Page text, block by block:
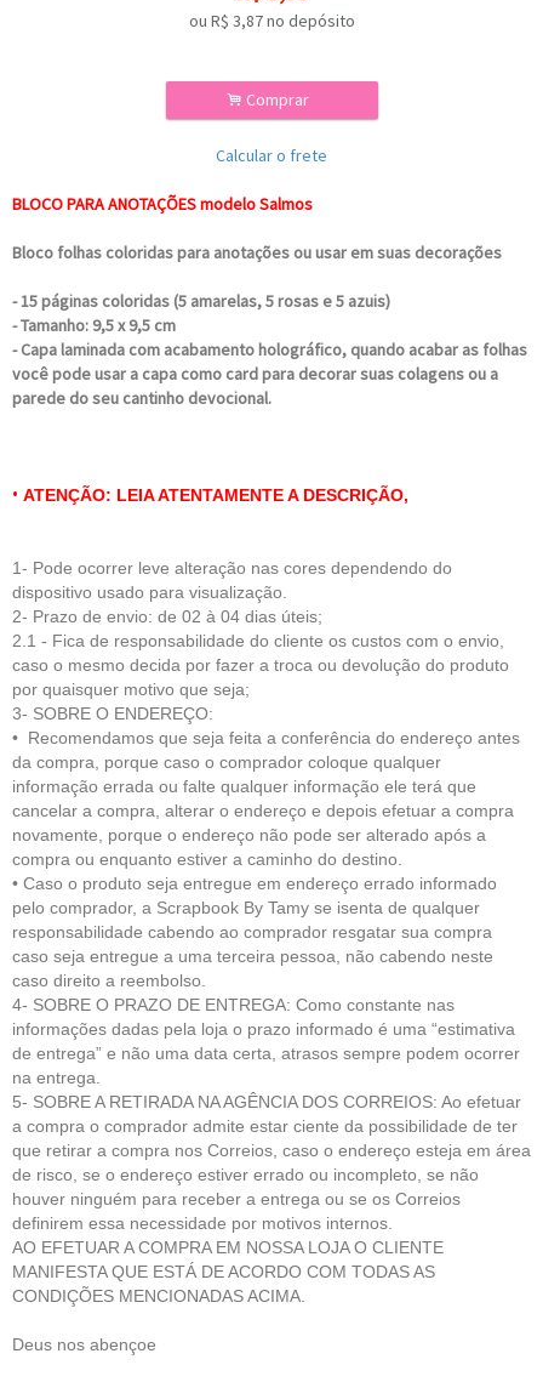
ou R$ 3,87no depósito
. Comprar
Calcular o frete
BLOCO PARA ANOTAÇÕES modelo Salmos
Bloco folhas coloridas para anotações ou usar em suas decorações
- 15 páginas coloridas (5 amarelas, 5 rosas e 5 azuis)
- Tamanho: 9,5 x 9,5 cm
- Capa laminada com acabamento holográfico, quando acabar as folhas
você pode usar a capa como card para decorar suas colagens ou a
parede do seu cantinho devocional.
• ATENÇÃO: LEIA ATENTAMENTE A DESCRIÇÃO,
1- Pode ocorrer leve alteração nas cores dependendo do
dispositivo usado para visualização.
2- Prazo de envio: de 02 à 04 dias úteis;
2.1 - Fica de responsabilidade do cliente os custos com o envio,
caso o mesmo decida por fazer a troca ou devolução do produto
por quaisquer motivo que seja;
3- SOBRE O ENDEREÇO:
• Recomendamos que seja feita a conferência do endereço antes
da compra, porque caso o comprador coloque qualquer
informação errada ou falte qualquer informação ele terá que
cancelar a compra, alterar o endereço e depois efetuar a compra
novamente, porque o endereço não pode ser alterado após a
compra ou enquanto estiver a caminho do destino.
• Caso o produto seja entregue em endereço errado informado
pelo comprador, a Scrapbook By Tamy se isenta de qualquer
responsabilidade cabendo ao comprador resgatar sua compra
caso seja entregue a uma terceira pessoa, não cabendo neste
caso direito a reembolso.
4- SOBRE O PRAZO DE ENTREGA: Como constante nas
informações dadas pela loja o prazo informado é uma “estimativa
de entrega” e não uma data certa, atrasos sempre podem ocorrer
na entrega.
5- SOBRE A RETIRADA NA AGÊNCIA DOS CORREIOS: Ao efetuar
a compra o comprador admite estar ciente da possibilidade de ter
que retirar a compra nos Correios, caso o endereço esteja em área
de risco, se o endereço estiver errado ou incompleto, se não
houver ninguém para receber a entrega ou se os Correios
definirem essa necessidade por motivos internos.
AO EFETUAR A COMPRA EM NOSSA LOJA O CLIENTE
MANIFESTA QUE ESTÁ DE ACORDO COM TODAS AS
CONDIÇÕES MENCIONADAS ACIMA.
Deus nos abençoe